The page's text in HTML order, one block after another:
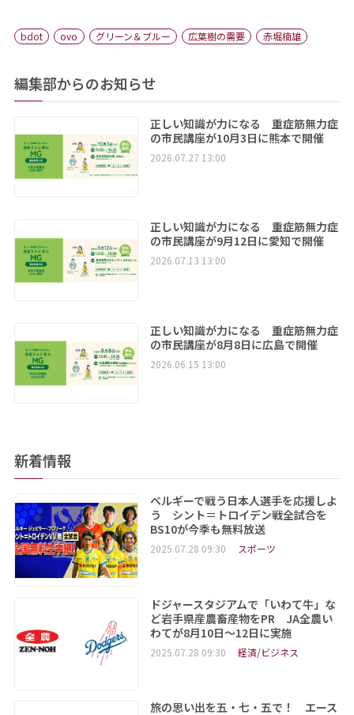
bdot ovo グリーン＆ブルー 広葉樹の需要 赤堀楠雄
編集部からのお知らせ
正しい知識が力になる 重症筋無力症
の市民講座が10月3日に熊本で開催
2026.07.27 13:00
正しい知識が力になる 重症筋無力症
の市民講座が9月12日に愛知で開催
2026.07.13 13:00
正しい知識が力になる 重症筋無力症
の市民講座が8月8日に広島で開催
2026.06.15 13:00
新着情報
ベルギーで戦う日本人選手を応援しよ
う シント＝トロイデン戦全試合を
BS10が今季も無料放送
2025.07.28 09:30 スポーツ
ドジャースタジアムで「いわて牛」な
ど岩手県産農畜産物をPR JA全農い
わてが8月10日～12日に実施
2025.07.28 09:30 経済/ビジネス
旅の思い出を五・七・五で！ エース